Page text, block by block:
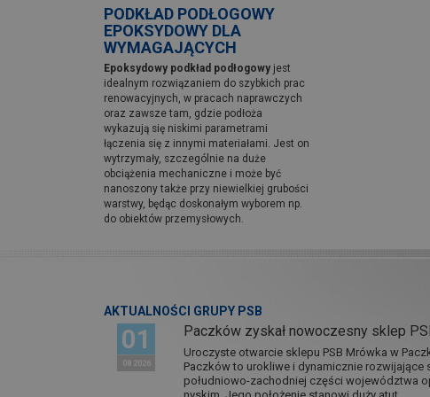
PODKŁAD PODŁOGOWY
EPOKSYDOWY DLA
WYMAGAJĄCYCH
Epoksydowy podkład podłogowy jest
idealnym rozwiązaniem do szybkich prac
renowacyjnych, w pracach naprawczych
oraz zawsze tam, gdzie podłoża
wykazują się niskimi parametrami
łączenia się z innymi materiałami. Jest on
wytrzymały, szczególnie na duże
obciążenia mechaniczne i może być
nanoszony także przy niewielkiej grubości
warstwy, będąc doskonałym wyborem np.
do obiektów przemysłowych.
AKTUALNOŚCI GRUPY PSB
01
08 2026
Paczków zyskał nowoczesny sklep
Uroczyste otwarcie sklepu PSB Mrówka w
Paczków to urokliwe i dynamicznie rozwijające
południowo-zachodniej części województwa